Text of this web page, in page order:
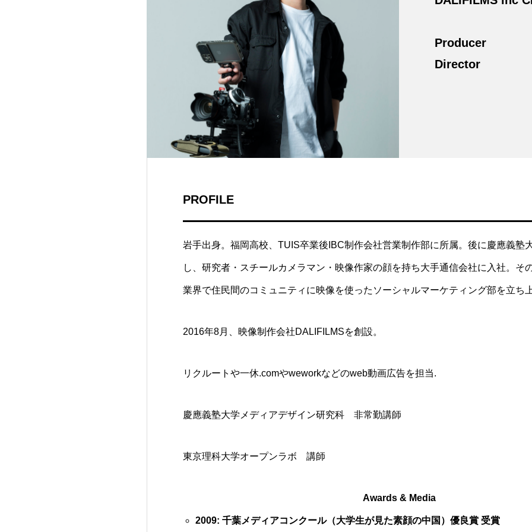
Producer
Director
PROFILE
岩手出身。福岡高校、TUIS卒業後IBC制作会社営業制作部に所属。後に慶應義塾
し、研究者・スチールカメラマン・映像作家の顔を持ち大手通信会社に入社。そ
業界で住民間のコミュニティに映像を使ったソーシャルマーケティング部を立ち
2016年8月、映像制作会社DALIFILMSを創設。
リクルートや一休.comやweworkなどのweb動画広告を担当.
慶應義塾大学メディアデザイン研究科 非常勤講師
東京理科大学オープンラボ 講師
Awards & Media
2009: 千葉メディアコンクール（大学生が見た素顔の中国）優良賞 受賞